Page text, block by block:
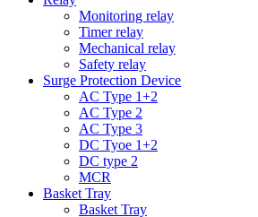
Monitoring relay
Timer relay
Mechanical relay
Safety relay
Surge Protection Device
AC Type 1+2
AC Type 2
AC Type 3
DC Tyoe 1+2
DC type 2
MCR
Basket Tray
Basket Tray